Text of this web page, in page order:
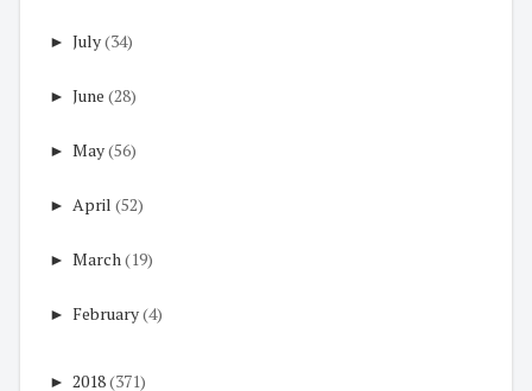
► July(34)
► June (28)
► May(56)
► April (52)
► March(19)
► February(4)
► 2018(371)